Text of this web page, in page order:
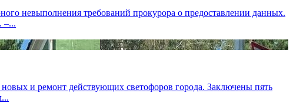
невыполнения требований прокурора о предоставлении данных.
–...
и ремонт действующих светофоров города. Заключены пять